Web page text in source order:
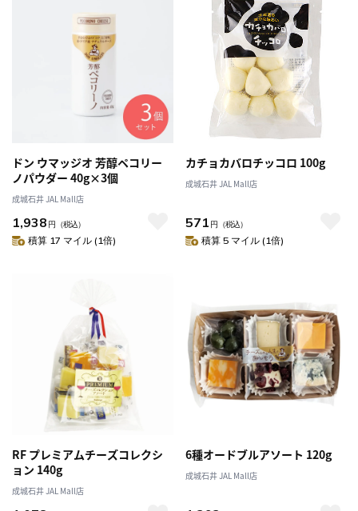
ドン ウマッジオ 芳醇ペコリー
ノパウダー 40g×3個
成城石井 JAL Mall店
1,938 円 （税込）
積算 17 マイル (1倍)
カチョカバロチッコロ 100g
成城石井 JAL Mall店
571 円 （税込）
積算 5 マイル (1倍)
RF プレミアムチーズコレクシ
ョン 140g
成城石井 JAL Mall店
6種オードブルアソート 120g
成城石井 JAL Mall店